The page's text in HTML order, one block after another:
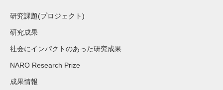
研究課題(プロジェクト)
研究成果
社会にインパクトのあった研究成果
NARO Research Prize
成果情報